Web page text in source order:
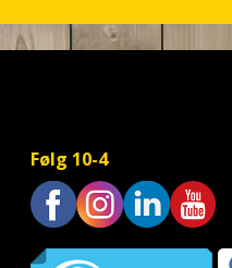
Følg 10-4